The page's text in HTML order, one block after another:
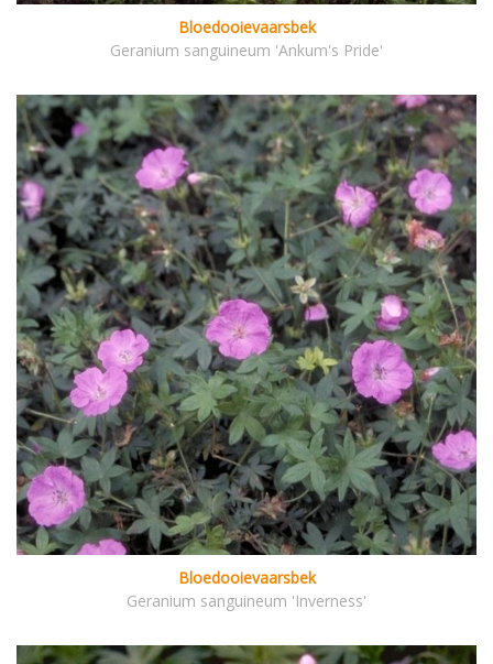
Bloedooievaarsbek
Geranium sanguineum 'Ankum's Pride'
Bloedooievaarsbek
Geranium sanguineum 'Inverness'